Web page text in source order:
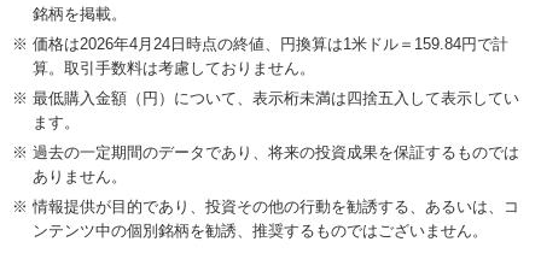
銘柄を掲載。
価格は2026年4月24日時点の終値、円換算は1米ドル＝159.84円で計
算。取引手数料は考慮しておりません。
最低購入金額（円）について、表示桁未満は四捨五入して表示してい
ます。
過去の一定期間のデータであり、将来の投資成果を保証するものでは
ありません。
情報提供が目的であり、投資その他の行動を勧誘する、あるいは、コ
ンテンツ中の個別銘柄を勧誘、推奨するものではございません。